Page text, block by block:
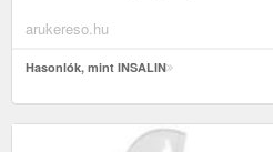
arukereso.hu
Hasonlók, mint INSALIN